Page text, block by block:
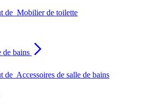
de Mobilier de toilette
de bains
de Accessoires de salle de bains